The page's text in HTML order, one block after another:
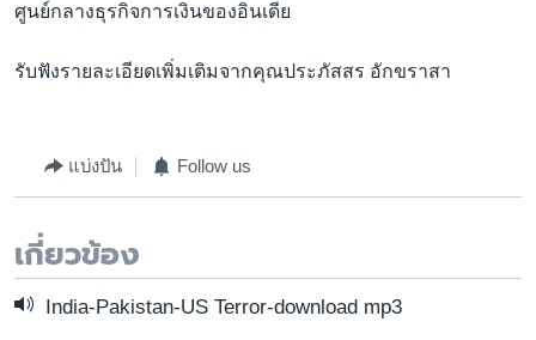
ศูนย์กลางธุรกิจการเงินของอินเดีย
รับฟังรายละเอียดเพิ่มเติมจากคุณประภัสสร อักขราสา
แบ่งปัน Follow us
เกี่ยวข้อง
India-Pakistan-US Terror-download mp3